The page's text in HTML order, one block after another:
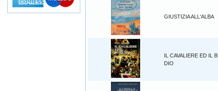
GIUSTIZIA ALL'ALBA
IL CAVALIERE ED IL
DIO